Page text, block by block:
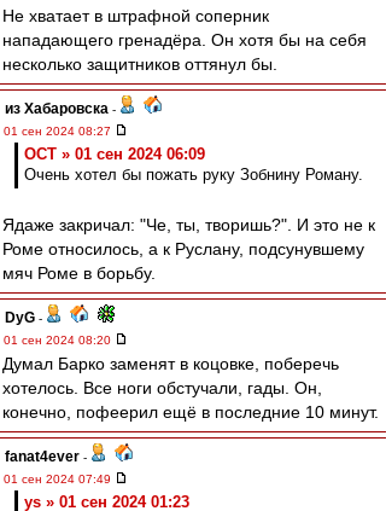
Не хватает в штрафной соперник
нападающего гренадёра. Он хотя бы на себя
несколько защитников оттянул бы.
из Хабаровска -
01 сен 2024 08:27
ОСТ » 01 сен 2024 06:09
Очень хотел бы пожать руку Зобнину Роману.
Ядаже закричал: "Че, ты, творишь?". И это не к
Роме относилось, а к Руслану, подсунувшему
мяч Роме в борьбу.
DyG -
01 сен 2024 08:20
Думал Барко заменят в коцовке, поберечь
хотелось. Все ноги обстучали, гады. Он,
конечно, пофеерил ещё в последние 10 минут.
fanat4ever -
01 сен 2024 07:49
ys » 01 сен 2024 01:23